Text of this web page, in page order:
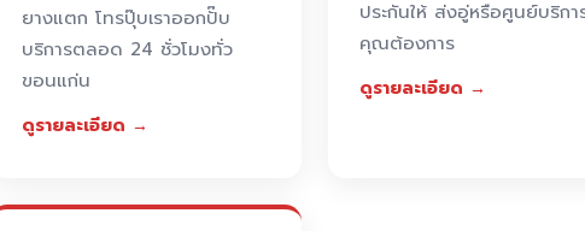
ยางแตก โทรปุ๊บเราออกปั๊บ
บริการตลอด 24 ชั่วโมงทั่ว
ขอนแก่น
ดูรายละเอียด →
ประกันให้ ส่งอู่หรือศูนย์บริกา
คุณต้องการ
ดูรายละเอียด →